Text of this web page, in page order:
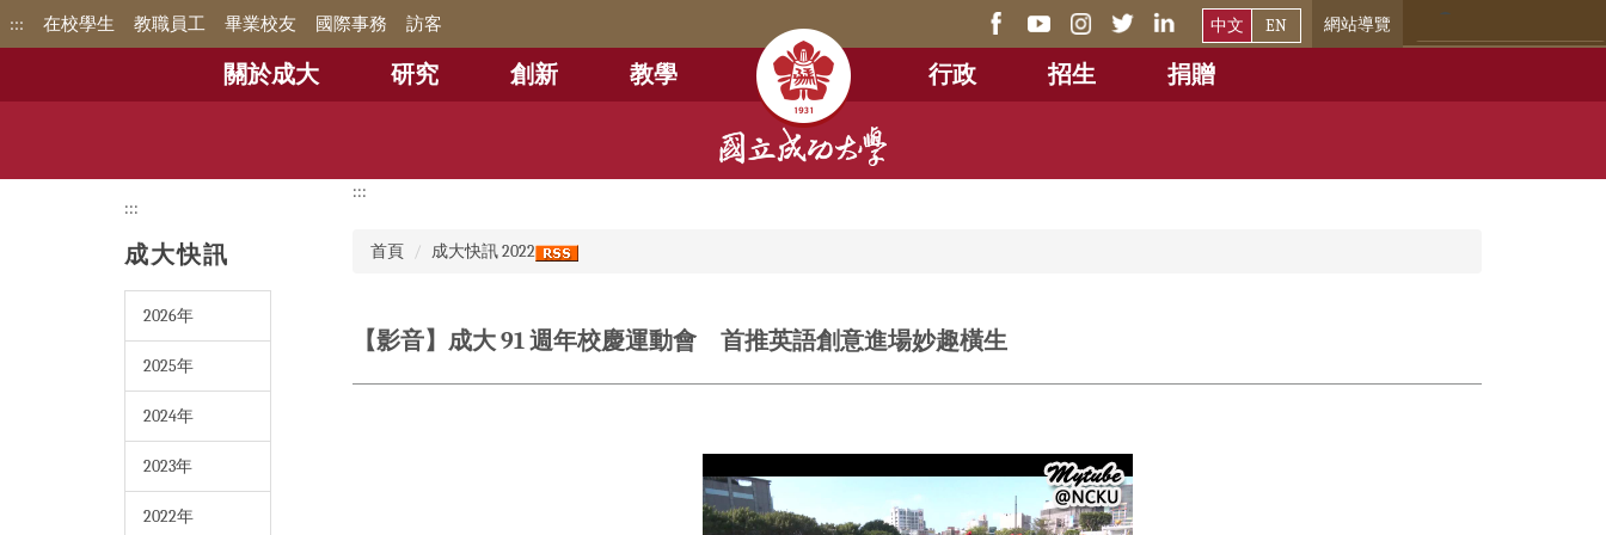
跳
::: 在校學生 教職員工 畢業校友 國際事務 訪客 網站導覽
關於成大 研究 創新 教學 行政 招生 捐贈
中文 EN
:::
成大快訊
2026年
2025年
2024年
2023年
2022年
:::
首頁 成大快訊 2022
【影音】成大 91 週年校慶運動會 首推英語創意進場妙趣橫生